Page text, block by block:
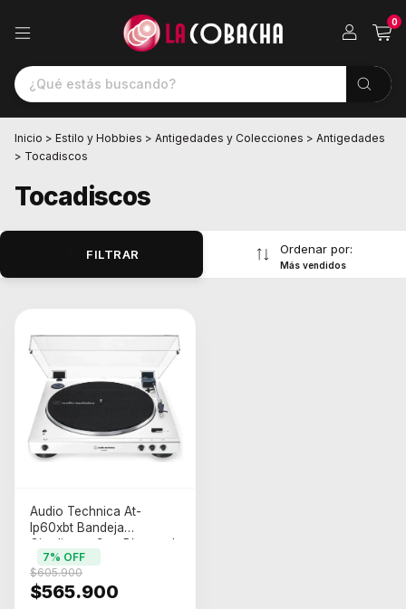
0
Inicio > Estilo y Hobbies > Antigedades y Colecciones > Antigedades
> Tocadiscos
Tocadiscos
FILTRAR Ordenar por:
Más vendidos
Audio Technica At-
lp60xbt Bandeja
Giradiscos Con Bluetooth
Color Blanco
$565.900
$605.900
7% OFF